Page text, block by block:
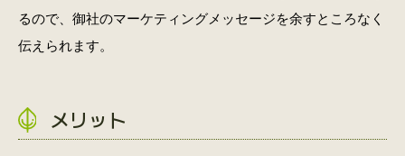
るので、御社のマーケティングメッセージを余すところなく
伝えられます。
メリット